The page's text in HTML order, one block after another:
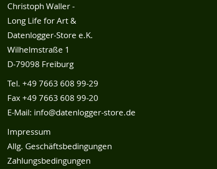
Christoph Waller -
Long Life for Art &
Datenlogger-Store e.K.
Wilhelmstraße 1
D-79098 Freiburg
Tel. +49 7663 608 99-29
Fax +49 7663 608 99-20
E-Mail: info@datenlogger-store.de
Impressum
Allg. Geschäftsbedingungen
Zahlungsbedingungen